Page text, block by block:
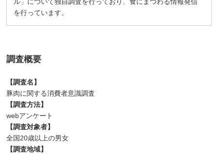
ル」について独自調査を行っており、食にまつわる情報発信
を行っています。
調査概要
【調査名】
豚肉に関する消費者意識調査
【調査方法】
webアンケート
【調査対象者】
全国20歳以上の男女
【調査地域】